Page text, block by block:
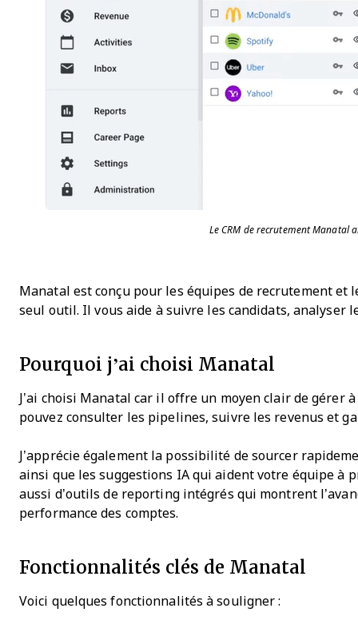
Le CRM de recrutement Manatal
Manatal est conçu pour les équipes de recrutement et
seul outil. Il vous aide à suivre les candidats, analyser
Pourquoi j’ai choisi Manatal
J’ai choisi Manatal car il offre un moyen clair de
pouvez consulter les pipelines, suivre les revenus et
J’apprécie également la possibilité de sourcer
ainsi que les suggestions IA qui aident votre équipe à
aussi d’outils de reporting intégrés qui montrent
performance des comptes.
Fonctionnalités clés de Manatal
Voici quelques fonctionnalités à souligner :